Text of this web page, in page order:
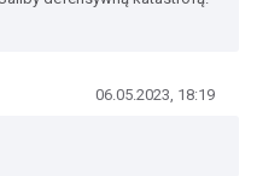
06.05.2023, 18:19